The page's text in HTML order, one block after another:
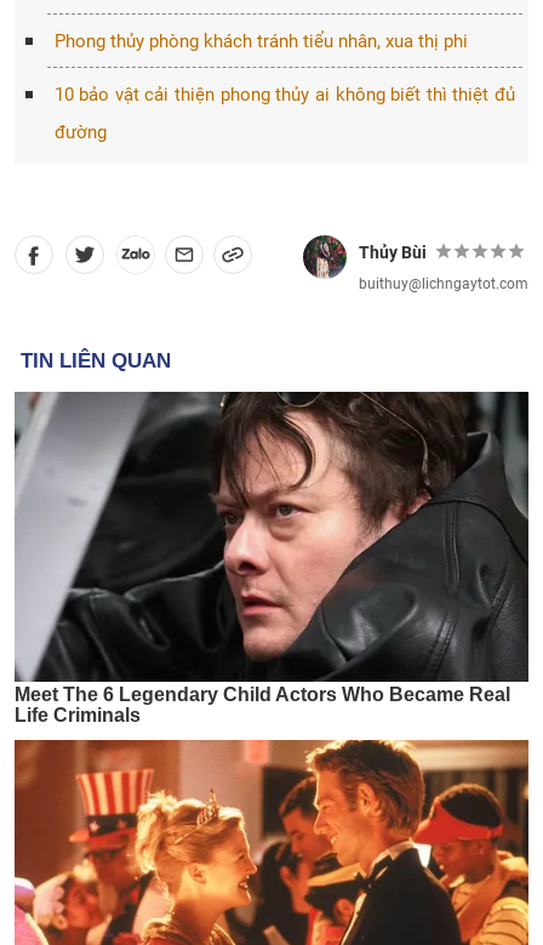
Phong thủy phòng khách tránh tiểu nhân, xua thị phi
10 bảo vật cải thiện phong thủy ai không biết thì thiệt đủ
đường
Thủy Bùi
buithuy@lichngaytot.com